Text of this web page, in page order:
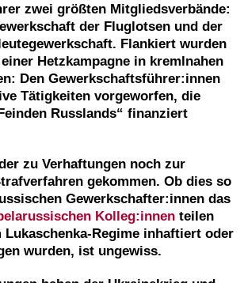
zwei größten Mitgliedsverbände:
der Fluglotsen und der
Flankiert wurden
Hetzkampagne in kremlnahen
Den Gewerkschaftsführer:innen
Tätigkeiten vorgeworfen, die
Russlands“ finanziert
zu Verhaftungen noch zur
gekommen. Ob dies so
Gewerkschafter:innen das
Kolleg:innen teilen
Lukaschenka-Regime inhaftiert oder
wurden, ist ungewiss.